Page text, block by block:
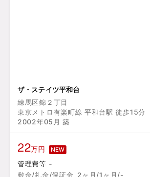
ザ・ステイツ平和台
練馬区錦２丁目
東京メトロ有楽町線 平和台駅 徒歩15分
2002年05月 築
22万円 NEW
管理費等 -
敷金/礼金/保証金 2ヶ月/1ヶ月/-